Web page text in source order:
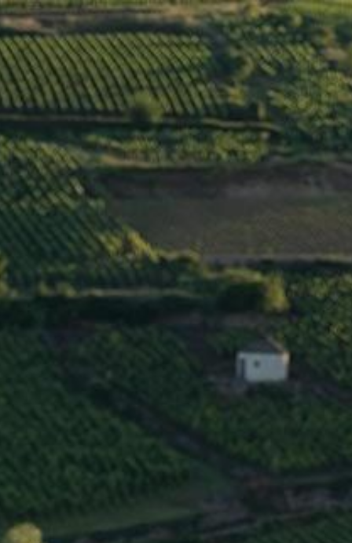
Menu
SANTENAY
>Pierre Ponnelle
Côte de
Beaune
INFOS CLÉS
Côte de Beaune